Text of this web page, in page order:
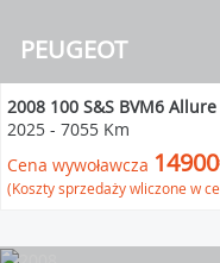
PEUGEOT
2008 100 S&S BVM6 Allure
2025 - 7055 Km
Cena wywoławcza
(Koszty sprzedaży wliczone w